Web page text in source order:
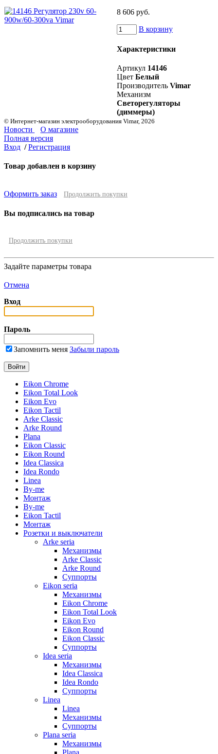
8 606 руб.
В корзину
Характеристики
Артикул 14146
Цвет Белый
Производитель Vimar
Механизм
Светорегуляторы
(диммеры)
© Интернет-магазин электрооборудования Vimar, 2026
Новости
О магазине
Полная версия
Вход / Регистрация
Товар добавлен в корзину
Оформить заказ Продолжить покупки
Вы подписались на товар
Продолжить покупки
Задайте параметры товара
Отмена
Вход
Пароль
Запомнить меня Забыли пароль
Eikon Chrome
Eikon Total Look
Eikon Evo
Eikon Tactil
Arke Classic
Arke Round
Plana
Eikon Classic
Eikon Round
Idea Classica
Idea Rondo
Linea
By-me
Монтаж
By-me
Eikon Tactil
Монтаж
Розетки и выключатели
Arke seria
Механизмы
Arke Classic
Arke Round
Суппорты
Eikon seria
Механизмы
Eikon Chrome
Eikon Total Look
Eikon Evo
Eikon Round
Eikon Classic
Суппорты
Idea seria
Механизмы
Idea Classica
Idea Rondo
Суппорты
Linea
Linea
Механизмы
Суппорты
Plana seria
Механизмы
Plana